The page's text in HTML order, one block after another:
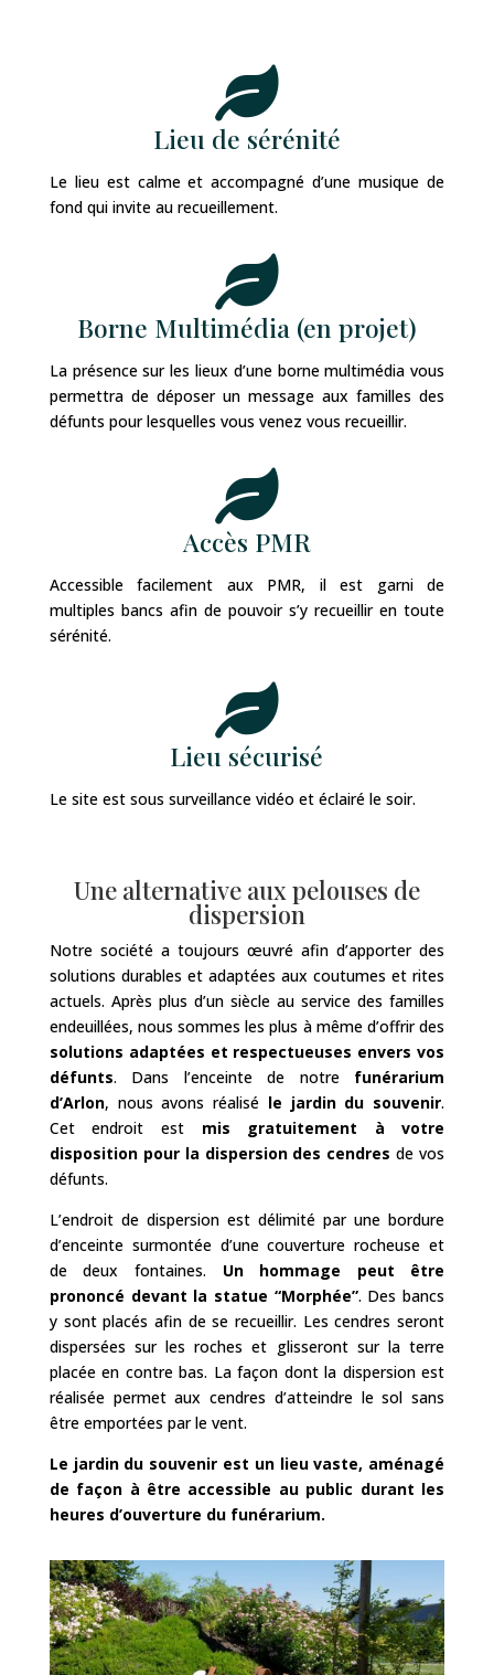

Lieu de sérénité
Le lieu est calme et accompagné d’une musique de
fond qui invite au recueillement.

Borne Multimédia (en projet)
La présence sur les lieux d’une borne multimédia vous
permettra de déposer un message aux familles des
défunts pour lesquelles vous venez vous recueillir.

Accès PMR
Accessible facilement aux PMR, il est garni de
multiples bancs afin de pouvoir s’y recueillir en toute
sérénité.

Lieu sécurisé
Le site est sous surveillance vidéo et éclairé le soir.
Une alternative aux pelouses de
dispersion
Notre société a toujours œuvré afin d’apporter des
solutions durables et adaptées aux coutumes et rites
actuels. Après plus d’un siècle au service des familles
endeuillées, nous sommes les plus à même d’offrir des
solutions adaptées et respectueuses envers vos
défunts. Dans l’enceinte de notrefunérarium
d’Arlon, nous avons réalisé le jardin du souvenir.
Cet endroit est mis gratuitement à votre
disposition pour la dispersion des cendres de vos
défunts.
L’endroit de dispersion est délimité par une bordure
d’enceinte surmontée d’une couverture rocheuse et
de deux fontaines. Un hommage peut être
prononcé devant la statue “Morphée”. Des bancs
y sont placés afin de se recueillir. Les cendres seront
dispersées sur les roches et glisseront sur la terre
placée en contre bas. La façon dont la dispersion est
réalisée permet aux cendres d’atteindre le sol sans
être emportées par le vent.
Le jardin du souvenir est un lieu vaste, aménagé
de façon à être accessible au public durant les
heures d’ouverture du funérarium.